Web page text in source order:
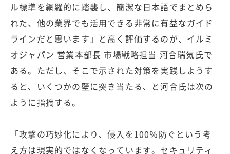
ル標準を網羅的に踏襲し、簡潔な日本語でまとめら
れた、他の業界でも活用できる非常に有益なガイド
ラインだと思います」と高く評価するのが、イルミ
オジャパン 営業本部長 市場戦略担当 河合瑞気氏で
ある。ただし、そこで示された対策を実践しようす
ると、いくつかの壁に突き当たる、と河合氏は次の
ように指摘する。
「攻撃の巧妙化により、侵入を100％防ぐという考
え方は現実的ではなくなっています。セキュリティ